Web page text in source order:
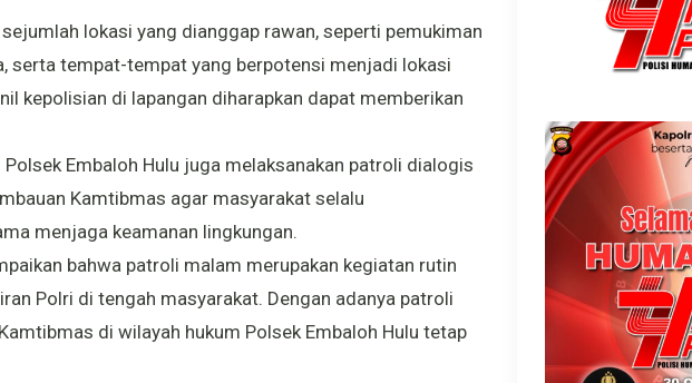
lokasi yang dianggap rawan, seperti pemukiman
serta tempat-tempat yang berpotensi menjadi lokasi
kepolisian di lapangan diharapkan dapat memberikan
Embaloh Hulu juga melaksanakan patroli dialogis
Kamtibmas agar masyarakat selalu
menjaga keamanan lingkungan.
bahwa patroli malam merupakan kegiatan rutin
Polri di tengah masyarakat. Dengan adanya patroli
di wilayah hukum Polsek Embaloh Hulu tetap